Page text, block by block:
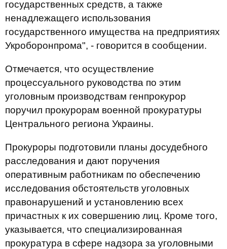
государственных средств, а также
ненадлежащего использования
государственного имущества на предприятиях
Укроборонпрома", - говорится в сообщении.
Отмечается, что осуществление
процессуального руководства по этим
уголовным производствам генпрокурор
поручил прокурорам военной прокуратуры
Центрального региона Украины.
Прокуроры подготовили планы досудебного
расследования и дают поручения
оперативным работникам по обеспечению
исследования обстоятельств уголовных
правонарушений и установлению всех
причастных к их совершению лиц. Кроме того,
указывается, что специализированная
прокуратура в сфере надзора за уголовными